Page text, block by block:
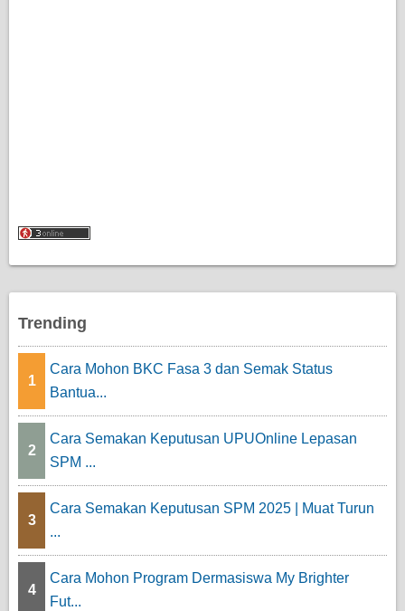
Trending
1
Cara Mohon BKC Fasa 3 dan Semak Status
Bantua...
2
Cara Semakan Keputusan UPUOnline Lepasan
SPM ...
3
Cara Semakan Keputusan SPM 2025 | Muat Turun
...
4
Cara Mohon Program Dermasiswa My Brighter
Fut...